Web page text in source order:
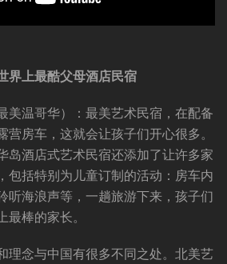
界上最酷父母酒店民宿
美温哥华）：最美艺术民宿，在配备
营房车，这就会让孩子们开心很多。
岛酒店式艺术民宿还添加了让许多家
包括特别为儿童订制的活动：房车内
听海浪声等，一趟旅游下来，孩子们
棒的家长。
理念与中国有很多不同之处。北美艺